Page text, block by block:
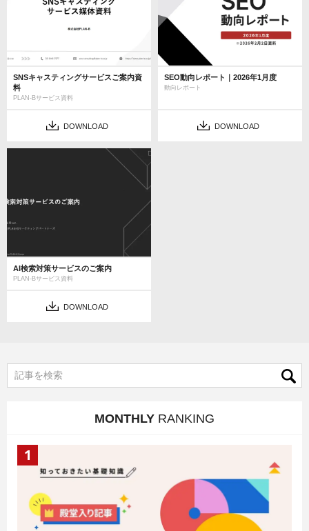
SNSキャスティングサービスご案内資
料
PLAN-Bサービス資料
DOWNLOAD
SEO動向レポート｜2026年1月度
動向レポート
DOWNLOAD
AI検索対策サービスのご案内
PLAN-Bサービス資料
DOWNLOAD
MONTHLY RANKING